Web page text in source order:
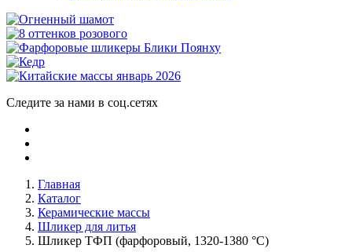
Следите за нами в соц.сетях
Главная
Каталог
Керамические массы
Шликер для литья
Шликер ТФП (фарфоровый, 1320-1380 °С)